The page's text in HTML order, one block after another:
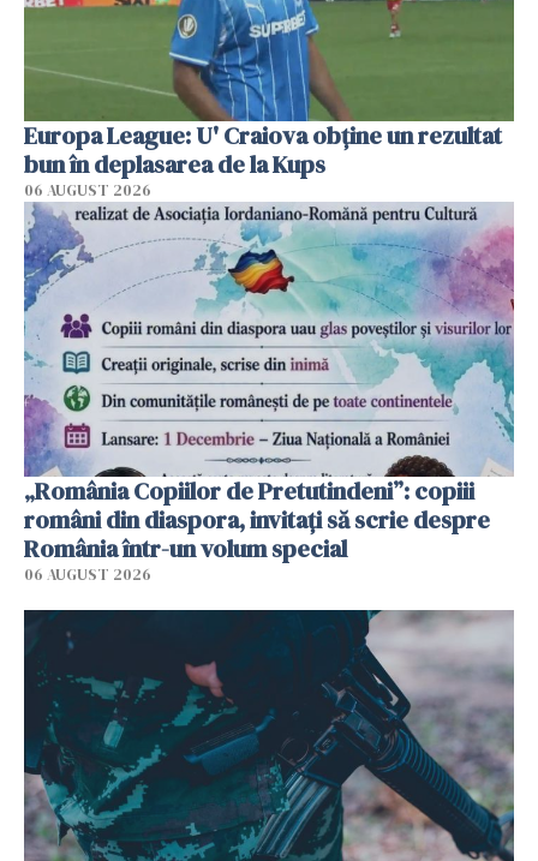
Europa League: U' Craiova obține un rezultat
bun în deplasarea de la Kups
06 AUGUST 2026
„România Copiilor de Pretutindeni”: copiii
români din diaspora, invitați să scrie despre
România într-un volum special
06 AUGUST 2026